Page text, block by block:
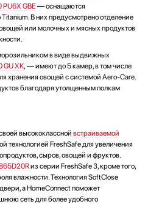
PU6X GBE — оснащаются
В них предусмотрено отделение
или молочных и мясных продуктов
в виде выдвижных
GU XK, — имеют до 5 камер, в том числе
хранения овощей с системой Aero-Care.
благодаря утолщенным полкам
высококлассной встраиваемой
технологией FreshSafe для увеличения
сыров, овощей и фруктов.
из серии FreshSafe 3, кроме того,
влажности. Технология SoftСlose
а HomeConnect поможет
сеть для более удобного